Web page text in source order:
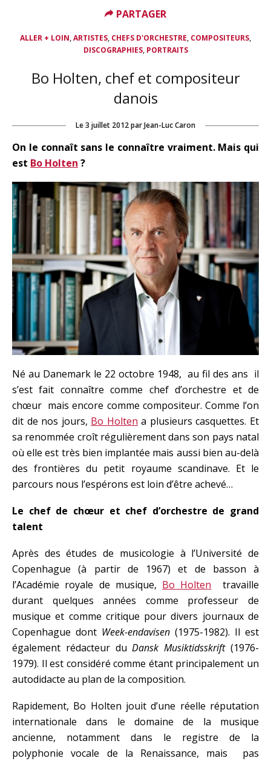
ALLER + LOIN,ARTISTES, CHEFS D'ORCHESTRE, COMPOSITEURS,
DISCOGRAPHIES, PORTRAITS
Bo Holten, chef et compositeur
danois
Le3 juillet 2012parJean-Luc Caron
On le connaît sans le connaître vraiment. Mais qui
est Bo Holten ?
Né au Danemark le 22 octobre 1948, au fil des ans il
s’est fait connaître comme chef d’orchestre et de
chœur mais encore comme compositeur. Comme l’on
dit de nos jours, Bo Holten a plusieurs casquettes. Et
sa renommée croît régulièrement dans son pays natal
où elle est très bien implantée mais aussi bien au-delà
des frontières du petit royaume scandinave. Et le
parcours nous l’espérons est loin d’être achevé…
Le chef de chœur et chef d’orchestre de grand
talent
Après des études de musicologie à l’Université de
Copenhague (à partir de 1967) et de basson à
l’Académie royale de musique, Bo Holten travaille
durant quelques années comme professeur de
musique et comme critique pour divers journaux de
Copenhague dont Week-endavisen (1975-1982). Il est
également rédacteur duDansk Musiktidsskrift(1976-
1979). Il est considéré comme étant principalement un
autodidacte au plan de la composition.
Rapidement, Bo Holten jouit d’une réelle réputation
internationale dans le domaine de la musique
ancienne, notamment dans le registre de la
polyphonie vocale de la Renaissance, mais pas
PARTAGER